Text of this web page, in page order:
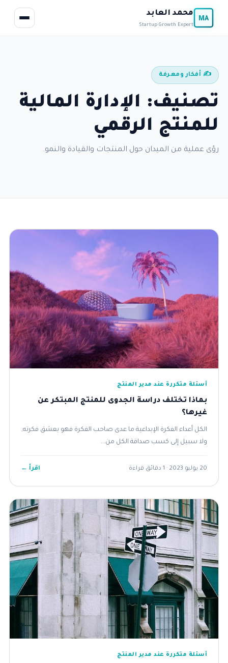
MA
محمد العابد
Startup Growth Expert
✍️ أفكار ومعرفة
تصنيف: الإدارة المالية
للمنتج الرقمي
رؤى عملية من الميدان حول المنتجات والقيادة والنمو.
أسئلة متكررة عند مدير المنتج
بماذا تختلف دراسة الجدوى للمنتج المبتكر عن
غيرها؟
الكل أعداء الفكرة الإبداعية ما عدى صاحب الفكرة فهو يعشق فكرته,
ولا سبيل إلى كسب صداقة الكل من...
20 يوليو 2023 · 1 دقائق قراءة اقرأ ←
أسئلة متكررة عند مدير المنتج